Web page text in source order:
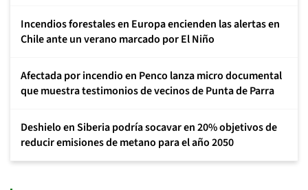
Incendios forestales en Europa encienden las alertas en
Chile ante un verano marcado por El Niño
Afectada por incendio en Penco lanza micro documental
que muestra testimonios de vecinos de Punta de Parra
Deshielo en Siberia podría socavar en 20% objetivos de
reducir emisiones de metano para el año 2050